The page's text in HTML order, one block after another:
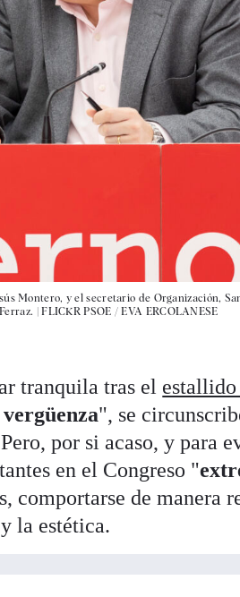
Montero, y el secretario de Organización,
|FLICKR PSOE / EVA ERCOLANESE
tranquila tras el
vergüenza", se
por si acaso, y para
en el Congreso "
comportarse de manera
la estética.